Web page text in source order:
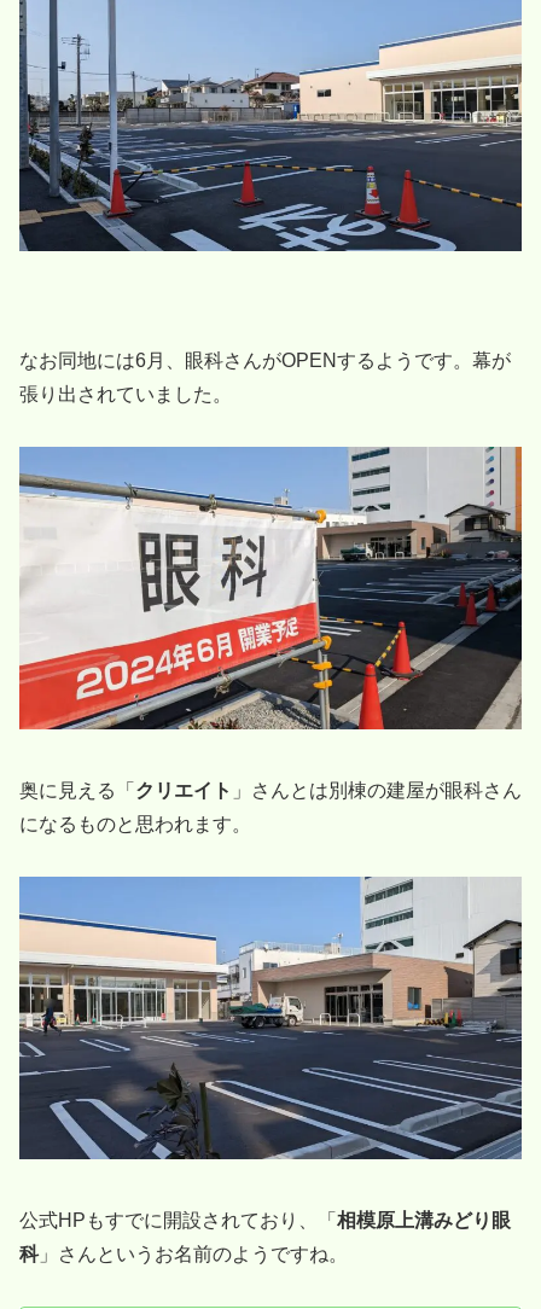
なお同地には6月、眼科さんがOPENするようです。幕が
張り出されていました。
奥に見える「 クリエイト 」さんとは別棟の建屋が眼科さん
になるものと思われます。
公式HPもすでに開設されており、「 相模原上溝みどり眼
科」さんというお名前のようですね。